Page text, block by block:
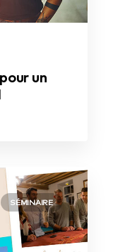
un
SÉMINAIRE